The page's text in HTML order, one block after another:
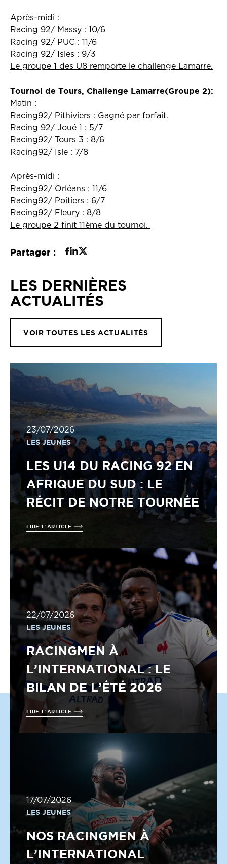
Après-midi :
Racing 92/ Massy : 10/6
Racing 92/ PUC : 11/6
Racing 92/ Isles : 9/3
Le groupe 1 des U8 remporte le challenge Lamarre.
Tournoi de Tours, Challenge Lamarre(Groupe 2):
Matin :
Racing92/ Pithiviers : Gagné par forfait.
Racing 92/ Joué 1 : 5/7
Racing92/ Tours 3 : 8/6
Racing92/ Isle : 7/8
Après-midi :
Racing92/ Orléans : 11/6
Racing92/ Poitiers : 6/7
Racing92/ Fleury : 8/8
Le groupe 2 finit 11ème du tournoi.
Partager :
LES DERNIÈRES
ACTUALITÉS
VOIR TOUTES LES ACTUALITÉS
23/07/2026
LES JEUNES
LES U14 DU RACING 92 EN
AFRIQUE DU SUD : LE
RÉCIT DE NOTRE TOURNÉE
LIRE L'ARTICLE
22/07/2026
LES JEUNES
RACINGMEN À
L’INTERNATIONAL : LE
BILAN DE L’ÉTÉ 2026
LIRE L'ARTICLE
17/07/2026
LES JEUNES
NOS RACINGMEN À
L’INTERNATIONAL